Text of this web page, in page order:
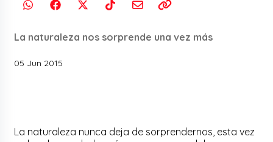
La naturaleza nos sorprende una vez más
05 Jun 2015
La naturaleza nunca deja de sorprendernos, esta vez